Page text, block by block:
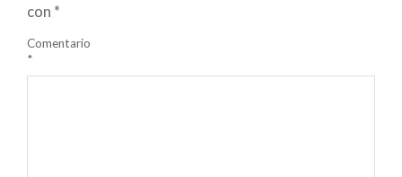
con *
Comentario
*